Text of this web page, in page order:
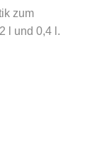
zum
l und 0,4 l.